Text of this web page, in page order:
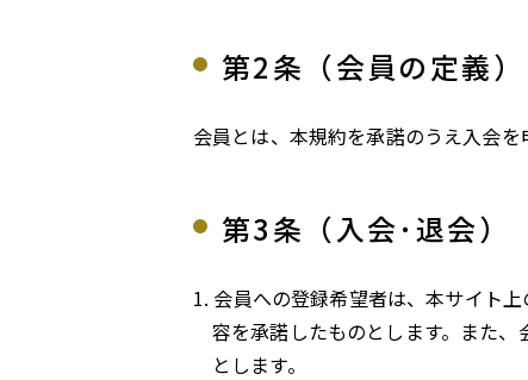
第2条（会員の定義）
会員とは、本規約を承諾のうえ入会を
第3条（入会･退会）
会員への登録希望者は、本サイト
容を承諾したものとします。また
とします。